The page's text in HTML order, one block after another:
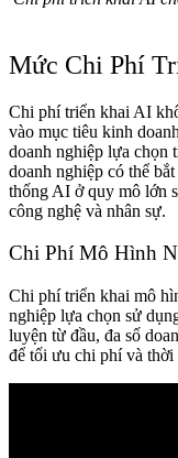
Mức Chi Phí
Chi phí triển khai AI
vào mục tiêu kinh
doanh nghiệp lựa chọn
doanh nghiệp có thể
thống AI ở quy mô lớn
công nghệ và nhân sự.
Chi Phí Mô Hình
Chi phí triển khai mô
nghiệp lựa chọn sử
luyện từ đầu, đa số
để tối ưu chi phí và thời